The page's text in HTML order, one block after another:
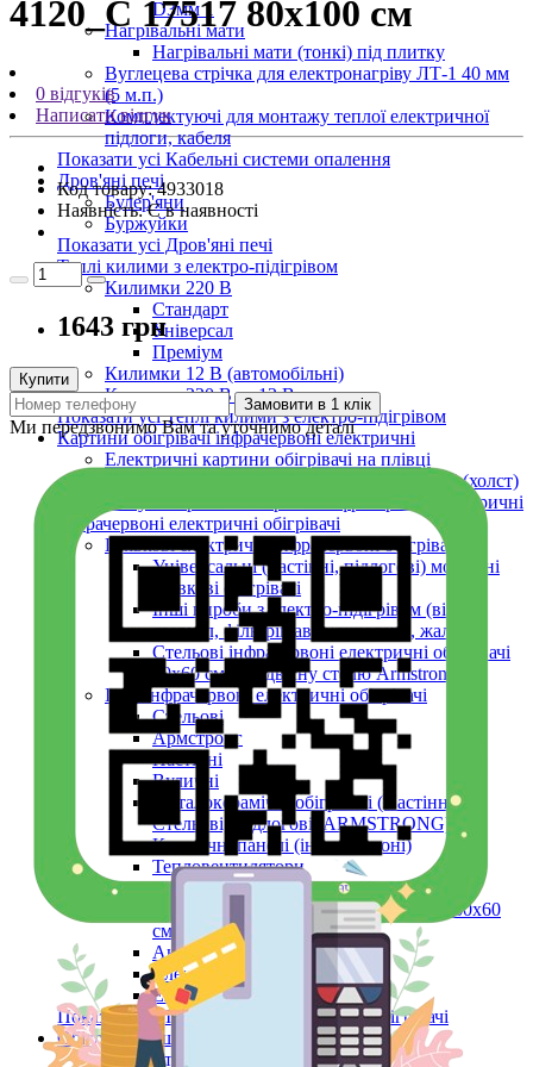
D3мм 1
Нагрівальні мати
Нагрівальні мати (тонкі) під плитку
Вуглецева стрічка для електронагріву ЛТ-1 40 мм
(5 м.п.)
Комплектуючі для монтажу теплої електричної
підлоги, кабеля
Показати усі Кабельні системи опалення
Дров'яні печі
Булер'яни
Буржуйки
Показати усі Дров'яні печі
Теплі килими з електро-підігрівом
Килимки 220 В
Стандарт
Універсал
Преміум
Килимки 12 В (автомобільні)
Килимки 220 В та 12 В
Показати усі Теплі килими з електро-підігрівом
Картини обігрівачі інфрачервоні електричні
Електричні картини обігрівачі на плівці
Інфрачервоні обігрівачі картини на полотні (холст)
Показати усі Картини обігрівачі інфрачервоні електричні
Інфрачервоні електричні обігрівачі
Плівкові електричні інфрачервоні обігрівачі
Універсальні (настінні, підлогові) мобільні
плівкові обігрівачі
Інші вироби з електро-підігрівом (вікон,
дзеркал, фільтрів авто, шпалери, жалюзі)
Стельові інфрачервоні електричні обігрівачі
60х60 см (в підвісну стелю Armstrong)
Інші інфрачервоні електричні обігрівачі
Стельові
Армстронг
Настінні
Вуличні
Металокерамічні обігрівачі (Настінні,
Стельові, Підлогові, ARMSTRONG)
Керамічні панелі (інфрачервоні)
Тепловентилятори
Інфрачервоний обігрівач конвекційний
металокерамічний Monocrystal Fenix 60x60
см 750 Вт
Аксесуари
Електричні рушникосушки
Електроконвектори
Показати усі Інфрачервоні електричні обігрівачі
Обігрів та сушіння
Взуття та одяг з електро-підігрівом
4120_C 17517 80х100 см
0 відгуків
Написати відгук
Код товару:4933018
Наявність: Є в наявності
1643 грн
Купити
Замовити в 1 клік
Ми передзвонимо Вам та уточнимо деталі